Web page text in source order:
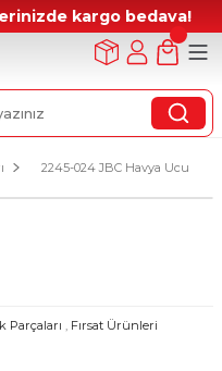
kargo bedava!
2245-024 JBC Havya Ucu
Parçaları , Fırsat Ürünleri